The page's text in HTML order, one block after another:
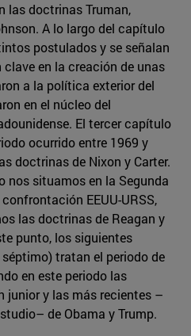
las doctrinas Truman,
A lo largo del capítulo
postulados y se señalan
en la creación de unas
a la política exterior del
en el núcleo del
El tercer capítulo
ocurrido entre 1969 y
doctrinas de Nixon y Carter.
nos situamos en la Segunda
EEUU-URSS,
las doctrinas de Reagan y
punto, los siguientes
tratan el periodo de
en este periodo las
junior y las más recientes –
de Obama y Trump.